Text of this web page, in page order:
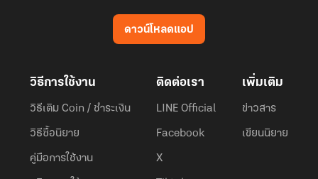
ดาวน์โหลดแอป
วิธีการใช้งาน
วิธีเติม Coin / ชำระเงิน
วิธีซื้อนิยาย
คู่มือการใช้งาน
ติดต่อเรา
LINE Official
Facebook
X
เพิ่มเติม
ข่าวสาร
เขียนนิยาย